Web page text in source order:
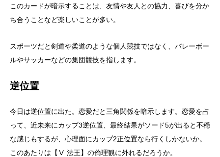
このカードが暗示することは、友情や友人との協力、喜びを分か
ち合うことなど楽しいことが多い。
スポーツだと剣道や柔道のような個人競技ではなく、バレーボー
ルやサッカーなどの集団競技を指します。
逆位置
今日は逆位置に出た。恋愛だと三角関係を暗示します。恋愛を占
って、近未来にカップ3逆位置、最終結果がソード5が出ると不穏
な感じもするが、心理面にカップ2正位置なら行くしかないか。
このあたりは【Ⅴ 法王】の倫理観に外れるだろうか。